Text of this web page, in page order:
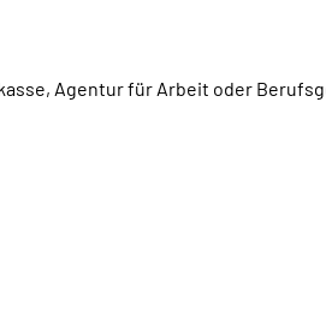
Agentur für Arbeit oder